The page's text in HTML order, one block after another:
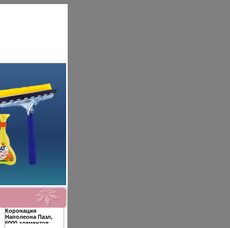
Коронация
Наполеона Пазл,
6000 элементов